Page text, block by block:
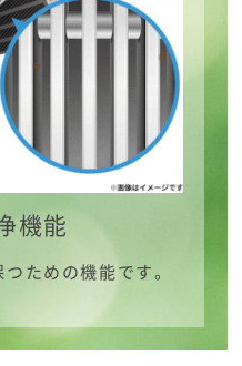
機能
ための機能です。